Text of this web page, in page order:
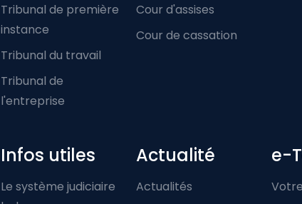
Tribunal de première
instance
Tribunal du travail
Tribunal de
l'entreprise
Cour d'assises
Cour de cassation
Infos utiles
Le système judiciaire
Actualité
Actualités
e-